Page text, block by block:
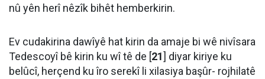
nû yên herî nêzîk bihêt hemberkirin.
Ev cudakirina dawîyê hat kirin da amaje bi wê nivîsara
Tedescoyî bê kirin ku wî tê de [21] diyar kiriye ku
belûcî, herçend ku îro serekî li xilasiya başûr- rojhilatê